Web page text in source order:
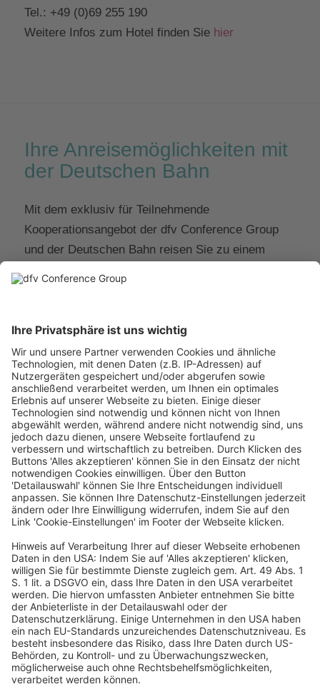
Tel.: +49 (0)69 255 190
Weitere Infos zum Hotel finden Sie hier
Ihre Anreisemöglichkeiten mit
der Deutschen Bahn
Mit dem exklusiv für Teilnehmende
Kooperationsangebot der dfv Conference Group
und der Deutschen Bahn reisen Sie zu einem
Buchen Sie jetzt online und sichern Sie sich Ihr
günstiges Ticket.
Anreise mit der Bahn
Ein Business-Event von